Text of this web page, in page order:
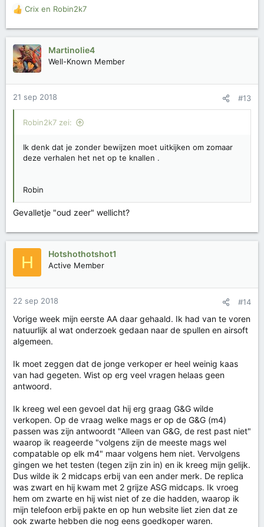
W
r
d
e
n
g
Crix en Robin2k7
Martinolie4
Well-Known Member
21 sep 2018 #13
Robin2k7 zei:
Ik denk dat je zonder bewijzen moet uitkijken om zomaar
deze verhalen het net op te knallen .
Robin
Gevalletje "oud zeer" wellicht?
H Hotshothotshot1
Active Member
22 sep 2018 #14
Vorige week mijn eerste AA daar gehaald. Ik had van te voren
natuurlijk al wat onderzoek gedaan naar de spullen en airsoft
algemeen.
Ik moet zeggen dat de jonge verkoper er heel weinig kaas
van had gegeten. Wist op erg veel vragen helaas geen
antwoord.
Ik kreeg wel een gevoel dat hij erg graag G&G wilde
verkopen. Op de vraag welke mags er op de G&G (m4)
passen was zijn antwoordt "Alleen van G&G, de rest past niet"
waarop ik reageerde "volgens zijn de meeste mags wel
compatable op elk m4" maar volgens hem niet. Vervolgens
gingen we het testen (tegen zijn zin in) en ik kreeg mijn gelijk.
Dus wilde ik 2 midcaps erbij van een ander merk. De replica
was zwart en hij kwam met 2 grijze ASG midcaps. Ik vroeg
hem om zwarte en hij wist niet of ze die hadden, waarop ik
mijn telefoon erbij pakte en op hun website liet zien dat ze
ook zwarte hebben die nog eens goedkoper waren.